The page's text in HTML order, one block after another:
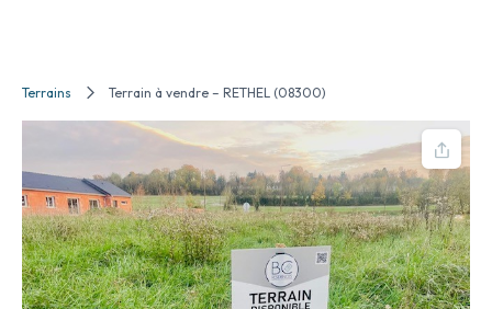
Terrains Terrain à vendre – RETHEL (08300)